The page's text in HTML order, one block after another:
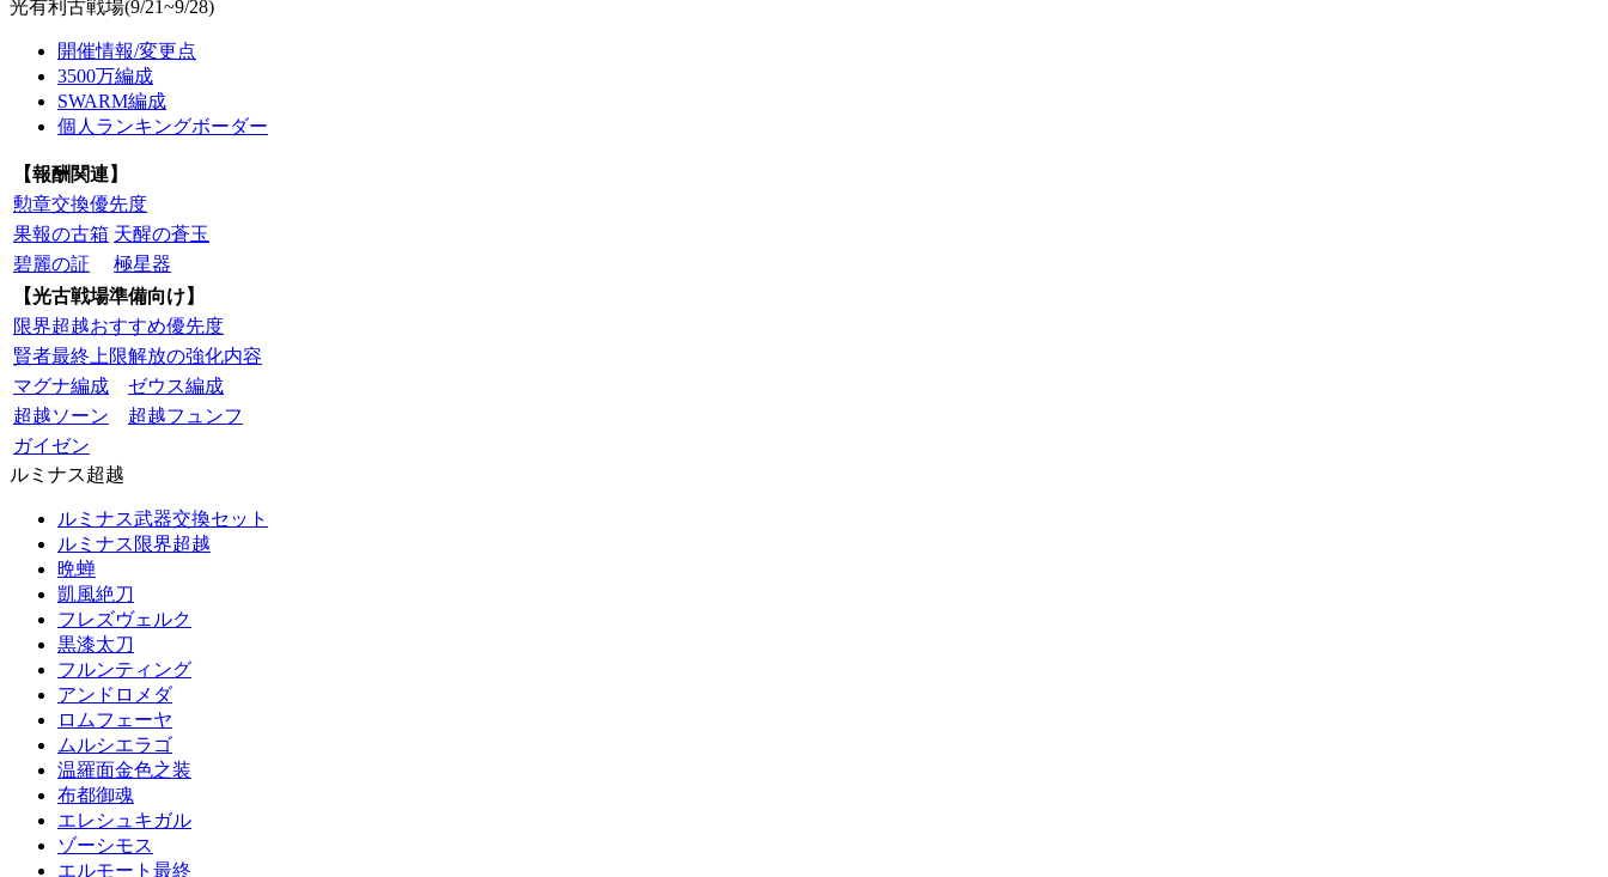
光有利古戦場(9/21~9/28)
開催情報/変更点
3500万編成
SWARM編成
個人ランキングボーダー
【報酬関連】
勲章交換優先度
果報の古箱 天醒の蒼玉
碧麗の証
極星器
【光古戦場準備向け】
限界超越おすすめ優先度
賢者最終上限解放の強化内容
マグナ編成
ゼウス編成
超越ソーン
超越フュンフ
ガイゼン
ルミナス超越
ルミナス武器交換セット
ルミナス限界超越
晩蝉
凱風絶刀
フレズヴェルク
黒漆太刀
フルンティング
アンドロメダ
ロムフェーヤ
ムルシエラゴ
温羅面金色之装
布都御魂
エレシュキガル
ゾーシモス
エルモート最終